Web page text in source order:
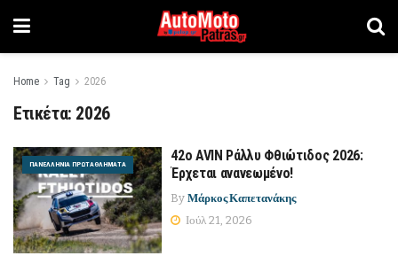
Home Tag 2026
Ετικέτα: 2026
ΠΑΝΕΛΛΉΝΙΑ ΠΡΩΤΑΘΛΉΜΑΤΑ
42ο AVIN Ράλλυ Φθιώτιδος 2026:
Έρχεται ανανεωμένο!
By Μάρκος Καπετανάκης
Ιούλ 21, 2026